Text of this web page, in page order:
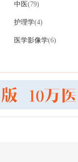
中医(79)
护理学(4)
医学影像学(6)